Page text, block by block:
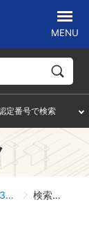
MENU
定番号で検索
10_02_03_継ぎ金具 検索結果一覧